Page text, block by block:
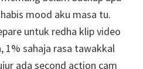
mood aku masa tu.
untuk redha klip video
1% sahaja rasa tawakkal
ada second action cam